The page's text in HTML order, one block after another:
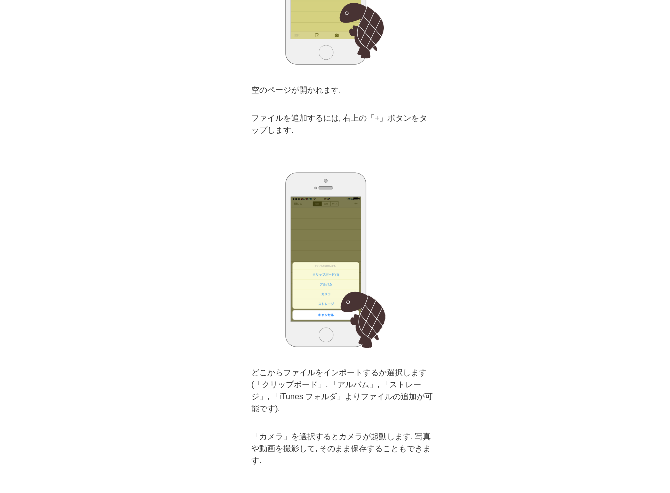
空のページが開かれます.
ファイルを追加するには, 右上の「+」ボタンをタ
ップします.
どこからファイルをインポートするか選択します
(「クリップボード」, 「アルバム」, 「ストレー
ジ」, 「iTunes フォルダ」よりファイルの追加が可
能です).
「カメラ」を選択するとカメラが起動します. 写真
や動画を撮影して, そのまま保存することもできま
す.